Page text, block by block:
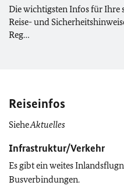
Die wichtigsten Infos für Ihre
Reise- und
Reg…
Reiseinfos
SieheAktuelles
Infrastruktur/Verkehr
Es gibt ein weites
Busverbindungen.